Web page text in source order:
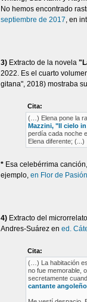
No hemos encontrado
septiembre de 2017, en
3) Extracto de la novela
2022. Es el cuarto
gitana", 2018) mostraba
Cita:
(…) Elena pone la
Mazzini, "Il cielo
perdía cada noche
Elena diferente; (...)
* Esa celebérrima
ejemplo, en Flor de
4) Extracto del microrrelato
Andres-Suárez en ed.
Cita:
(…) La habitación
no fue memorable,
secretamente
cantante angoleño